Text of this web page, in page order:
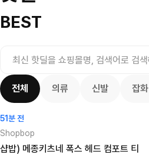
BEST
전체 의류 신발 잡화
51분 전
Shopbop
샵밥) 메종키츠네 폭스 헤드 컴포트 티